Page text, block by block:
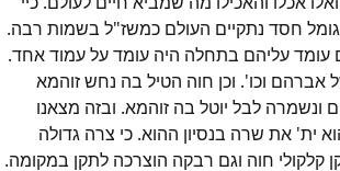
חסד נתקיים העולם כמשז"ל בשמות רבה.
עומד עליהם בתחלה היה עומד על עמוד אחד.
אברהם וכו'. וכן חוה הטיל בה נחש זוהמא
לבל יוטל בה זוהמא. ובזה מצאנו
ית' את שרה בנסיון ההוא. כי צרה גדולה
קלקולי חוה וגם רבקה הוצרכה לתקן במקומה.